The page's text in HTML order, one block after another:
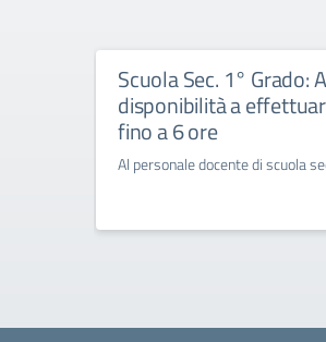
Scuola Sec. 1° Grado:
disponibilità a
fino a 6 ore
Al personale docente di scuola